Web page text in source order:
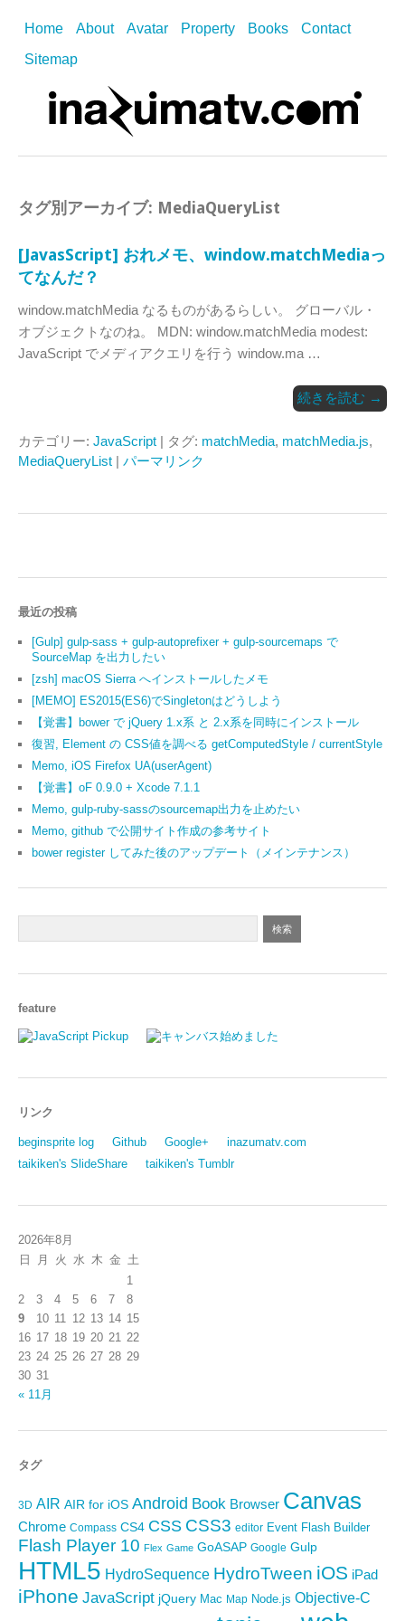
Home About Avatar Property Books
Contact
Sitemap
タグ別アーカイブ: MediaQueryList
[JavasScript] おれメモ、window.matchMediaっ
てなんだ？
window.matchMedia なるものがあるらしい。 グローバル・
オブジェクトなのね。 MDN: window.matchMedia modest:
JavaScript でメディアクエリを行う window.ma …
続きを読む →
カテゴリー: JavaScript | タグ: matchMedia, matchMedia.js,
MediaQueryList | パーマリンク
最近の投稿
[Gulp] gulp-sass + gulp-autoprefixer + gulp-sourcemaps で
SourceMap を出力したい
[zsh] macOS Sierra へインストールしたメモ
[MEMO] ES2015(ES6)でSingletonはどうしよう
【覚書】bower で jQuery 1.x系 と 2.x系を同時にインストール
復習, Element の CSS値を調べる getComputedStyle / currentStyle
Memo, iOS Firefox UA(userAgent)
【覚書】oF 0.9.0 + Xcode 7.1.1
Memo, gulp-ruby-sassのsourcemap出力を止めたい
Memo, github で公開サイト作成の参考サイト
bower register してみた後のアップデート（メインテナンス）
feature
リンク
beginsprite log Github Google+
inazumatv.com
taikiken's SlideShare
taikiken's Tumblr
2026年8月
日
月 火 水 木 金 土
1
2
3 4 5 6 7
8
9
10 11 12 13 14 15
16 17 18 19 20 21 22
23 24 25 26 27 28 29
30 31
« 11月
タグ
3D AIR AIR for iOS Android Book Browser Canvas
Chrome Compass CS4 CSS CSS3 editor Event Flash Builder
Flash Player 10 Flex Game GoASAP Google Gulp
HTML5 HydroSequence HydroTween iOS iPad
iPhone JavaScript jQuery Mac Map Node.js Objective-C